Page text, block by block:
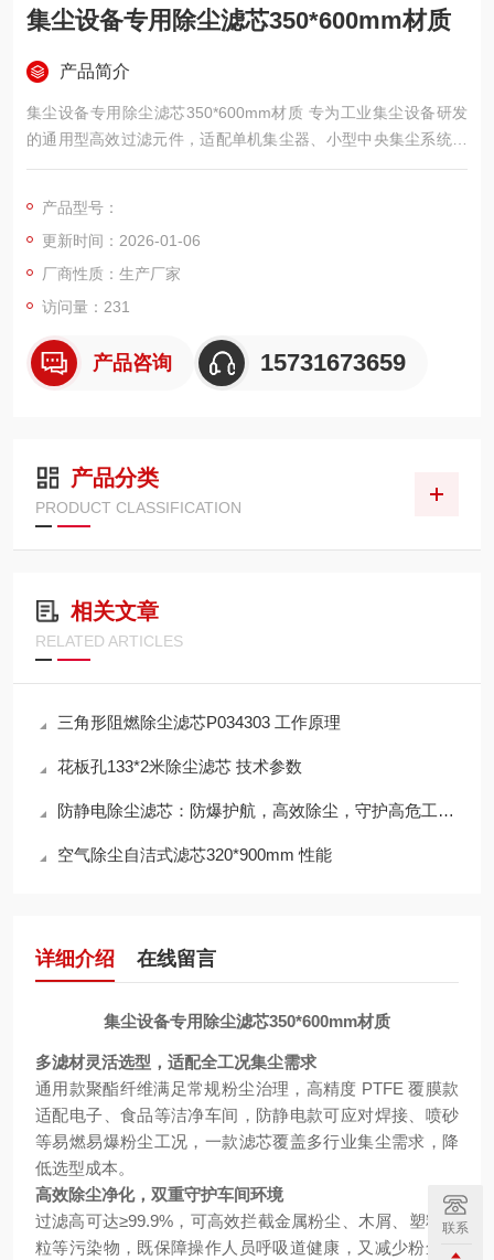
集尘设备专用除尘滤芯350*600mm材质
产品简介
集尘设备专用除尘滤芯350*600mm材质 专为工业集尘设备研发
的通用型高效过滤元件，适配单机集尘器、小型中央集尘系统，
广泛应用于机械加工、家具打磨、五金抛光、电子制造等车间的
尘、塑料粉尘等颗粒污染物，助力车间实现洁净生产、达标排
放。
产品型号：
更新时间：2026-01-06
厂商性质：生产厂家
访问量：231
产品咨询 15731673659
产品分类
PRODUCT CLASSIFICATION
相关文章
RELATED ARTICLES
三角形阻燃除尘滤芯P034303 工作原理
花板孔133*2米除尘滤芯 技术参数
防静电除尘滤芯：防爆护航，高效除尘，守护高危工况安全
空气除尘自洁式滤芯320*900mm 性能
详细介绍 在线留言
集尘设备专用除尘滤芯350*600mm材质
多滤材灵活选型，适配全工况集尘需求
通用款聚酯纤维满足常规粉尘治理，高精度 PTFE 覆膜款
适配电子、食品等洁净车间，防静电款可应对焊接、喷砂
等易燃易爆粉尘工况，一款滤芯覆盖多行业集尘需求，降
低选型成本。
高效除尘净化，双重守护车间环境
过滤高可达≥99.9%，可高效拦截金属粉尘、木屑、塑料颗
粒等污染物，既保障操作人员呼吸道健康，又减少粉尘对
联系